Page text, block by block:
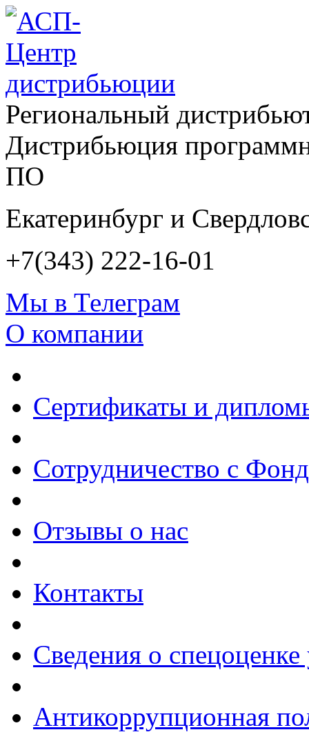
Региональный
Дистрибьюция
ПО
Екатеринбург и
+7(343) 222-16-01
Мы в Телеграм
О компании
Сертификаты и
Сотрудничество с
Отзывы о нас
Контакты
Сведения о
Антикоррупционная